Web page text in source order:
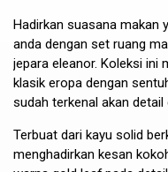
Hadirkan suasana makan
anda dengan set ruang
jepara eleanor. Koleksi ini
klasik eropa dengan
sudah terkenal akan detail
Terbuat dari kayu solid
menghadirkan kesan